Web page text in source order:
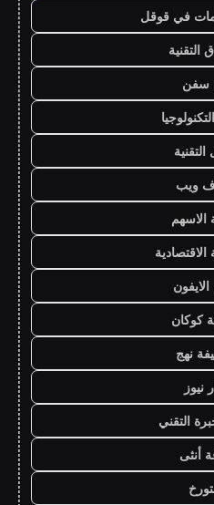
في قوقل
التقنية
سفن
ويب
الاسهم
كوكان
نهج
نيوز
التقني
أنثى